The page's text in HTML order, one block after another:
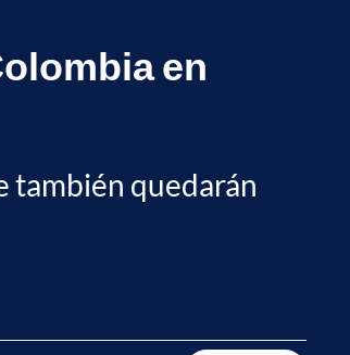
en
también quedarán